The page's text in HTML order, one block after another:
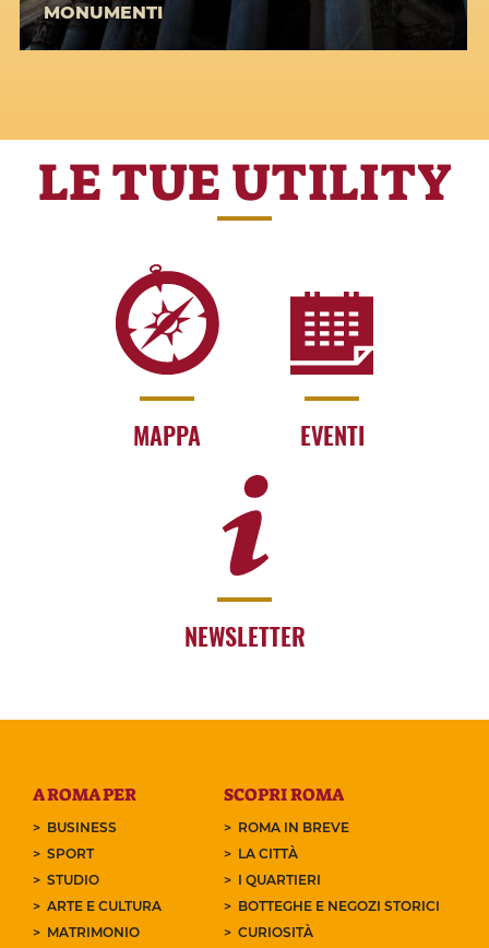
MONUMENTI
LE TUE UTILITY
MAPPA EVENTI
NEWSLETTER
A ROMA PER
BUSINESS
SPORT
STUDIO
ARTE E CULTURA
MATRIMONIO
SCOPRI ROMA
ROMA IN BREVE
LA CITTÀ
I QUARTIERI
BOTTEGHE E NEGOZI STORICI
CURIOSITÀ